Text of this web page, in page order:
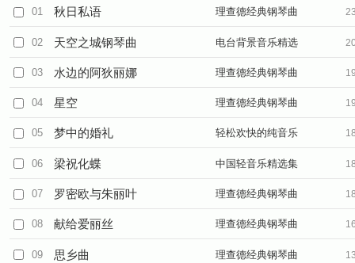
01 秋日私语 理查德经典钢琴曲
02 天空之城钢琴曲 电台背景音乐精选
03 水边的阿狄丽娜 理查德经典钢琴曲
04 星空 理查德经典钢琴曲
05 梦中的婚礼 轻松欢快的纯音乐
06 梁祝化蝶 中国轻音乐精选集
07 罗密欧与朱丽叶 理查德经典钢琴曲
08 献给爱丽丝 理查德经典钢琴曲
09 思乡曲 理查德经典钢琴曲